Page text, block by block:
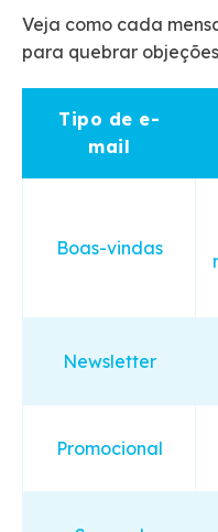
Veja como cada
para quebrar
Tipo de e-
mail
Boas-vindas
Newsletter
Promocional